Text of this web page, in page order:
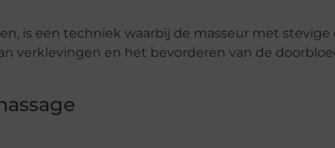
is een techniek waarbij de masseur met
verklevingen en het bevorderen van de